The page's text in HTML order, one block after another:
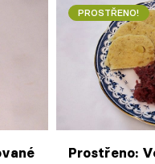
PROSTŘENO!
Prostřeno: